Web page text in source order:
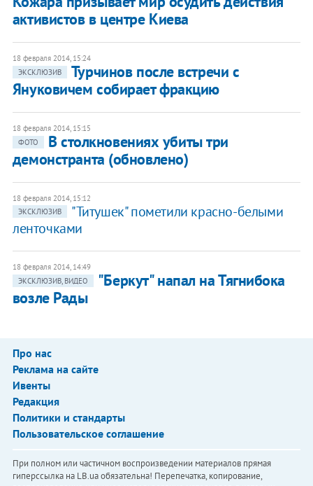
активистов в центре Киева
18 февраля 2014, 15:24
ЭКСКЛЮЗИВ
Турчинов после встречи с
Януковичем собирает фракцию
18 февраля 2014, 15:15
ФОТО
В столкновениях убиты три
демонстранта (обновлено)
18 февраля 2014, 15:12
ЭКСКЛЮЗИВ
"Титушек" пометили красно-белыми
ленточками
18 февраля 2014, 14:49
ЭКСКЛЮЗИВ, ВИДЕО
"Беркут" напал на Тягнибока
возле Рады
Про нас
Реклама на сайте
Ивенты
Редакция
Политики и стандарты
Пользовательское соглашение
При полном или частичном воспроизведении материалов прямая
гиперссылка на LB.ua обязательна! Перепечатка, копирование,